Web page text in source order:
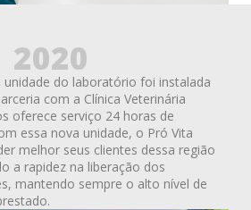
2020
unidade do laboratório foi instalada
com a Clínica Veterinária
oferece serviço 24 horas de
essa nova unidade, o Pró Vita
melhor seus clientes dessa região
a rapidez na liberação dos
mantendo sempre o alto nível de